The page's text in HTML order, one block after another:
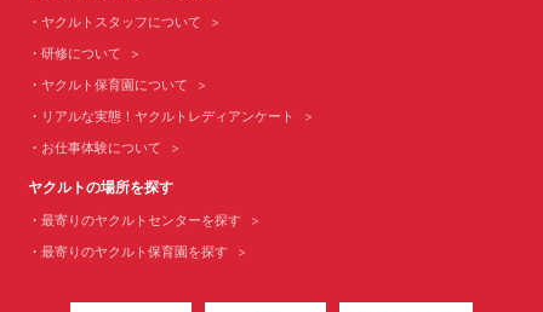
ヤクルトスタッフについて
研修について
ヤクルト保育園について
リアルな実態！ヤクルトレディアンケート
お仕事体験について
ヤクルトの場所を探す
最寄りのヤクルトセンターを探す
最寄りのヤクルト保育園を探す